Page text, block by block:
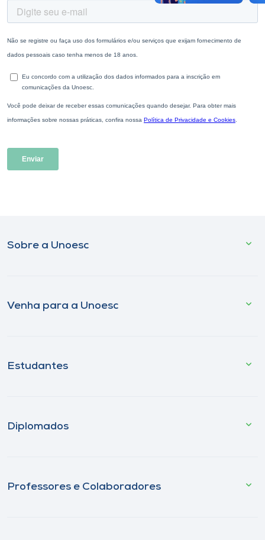
Sobre a Unoesc
Venha para a Unoesc
Estudantes
Diplomados
Professores e Colaboradores